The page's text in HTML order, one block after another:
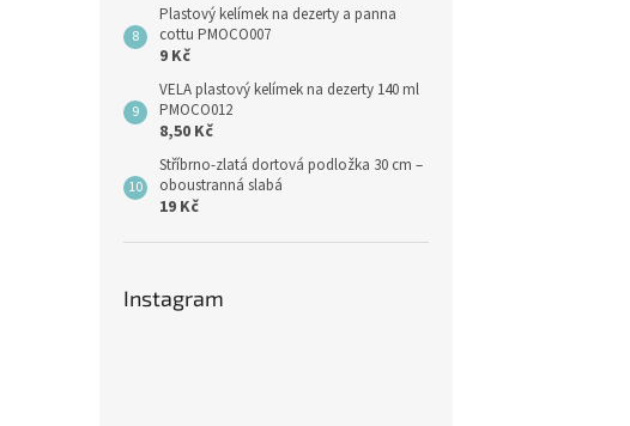
Plastový kelímek na dezerty a panna
cottu PMOCO007
9 Kč
VELA plastový kelímek na dezerty 140 ml
PMOCO012
8,50 Kč
Stříbrno-zlatá dortová podložka 30 cm –
oboustranná slabá
19 Kč
Instagram